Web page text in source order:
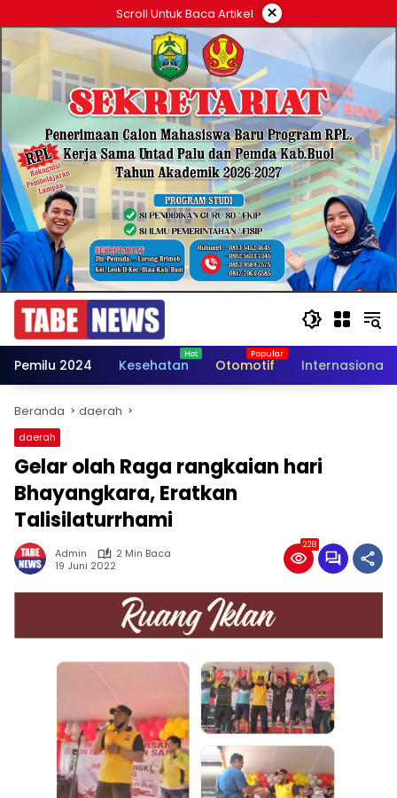
ke
konten
Scroll Untuk Baca Artikel ×
Pemilu 2024 Kesehatan Otomotif Internasional
Beranda daerah
daerah
Gelar olah Raga rangkaian hari
Bhayangkara, Eratkan
Talisilaturrhami
Admin
2 Min Baca
19 Juni 2022
228